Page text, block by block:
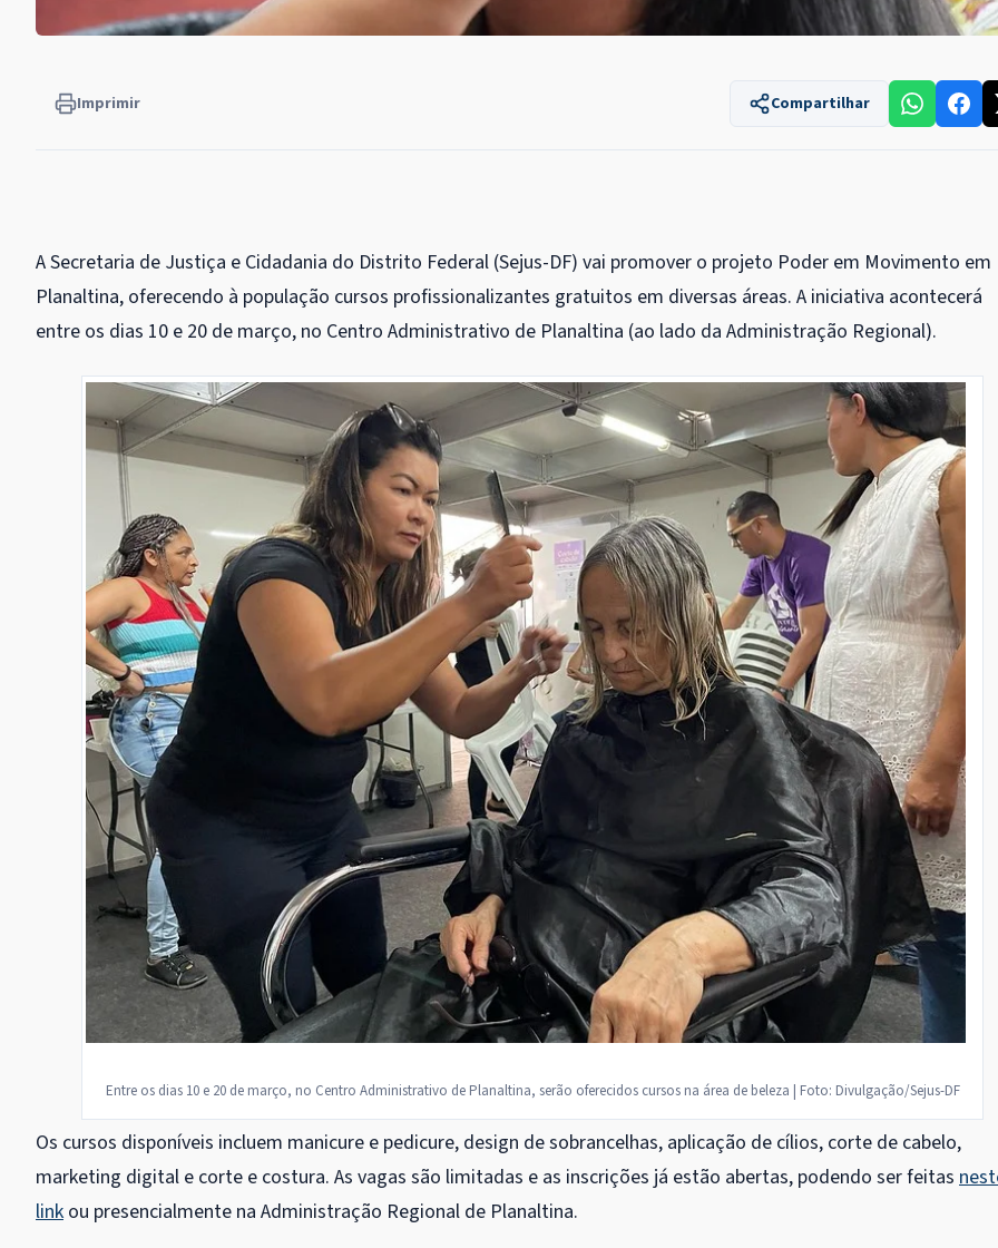
Imprimir Compartilhar
A Secretaria de Justiça e Cidadania do Distrito Federal (Sejus-DF) vai promover o projeto Poder em Movimento em
Planaltina, oferecendo à população cursos profissionalizantes gratuitos em diversas áreas. A iniciativa acontecerá
entre os dias 10 e 20 de março, no Centro Administrativo de Planaltina (ao lado da Administração Regional).
Entre os dias 10 e 20 de março, no Centro Administrativo de Planaltina, serão oferecidos cursos na área de beleza | Foto: Divulgação/Sejus-DF
Os cursos disponíveis incluem manicure e pedicure, design de sobrancelhas, aplicação de cílios, corte de cabelo,
marketing digital e corte e costura. As vagas são limitadas e as inscrições já estão abertas, podendo ser feitas
link ou presencialmente na Administração Regional de Planaltina.